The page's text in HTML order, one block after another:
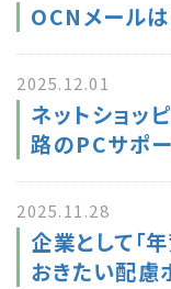
OCNメール
2025.12.01
ネットショッ
路のPCサポ
2025.11.28
企業として「
おきたい配慮